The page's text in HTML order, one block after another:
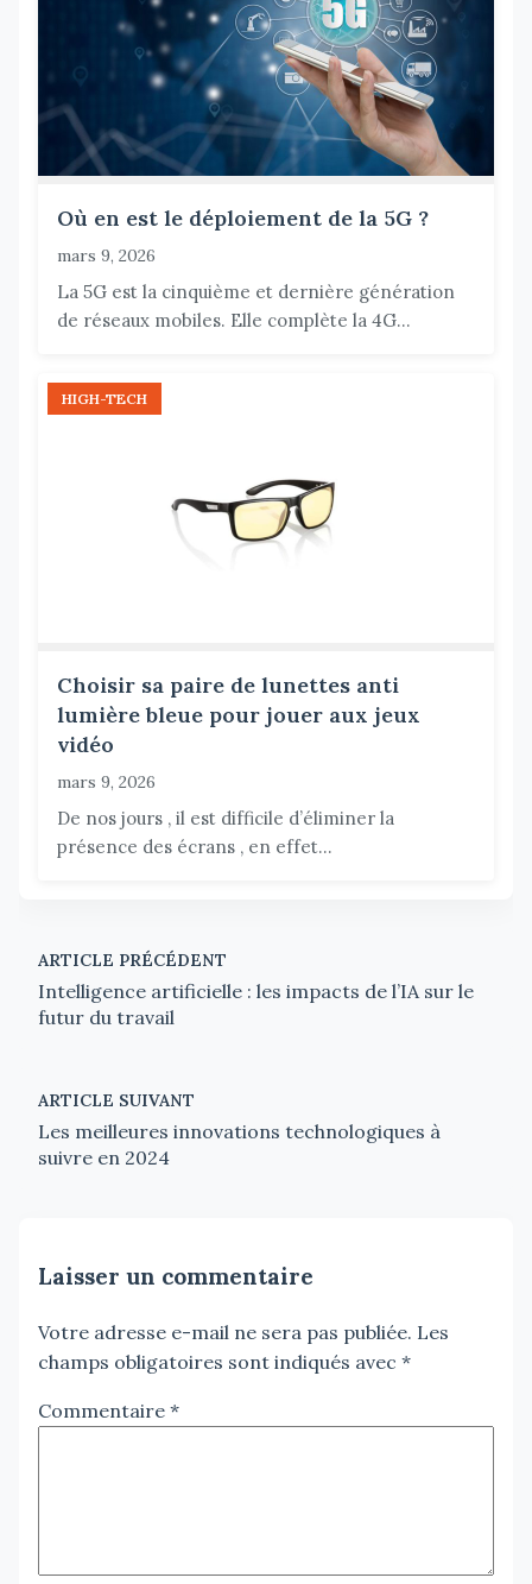
Où en est le déploiement de la 5G ?
mars 9, 2026
La 5G est la cinquième et dernière génération
de réseaux mobiles. Elle complète la 4G...
HIGH-TECH
Choisir sa paire de lunettes anti
lumière bleue pour jouer aux jeux
vidéo
mars 9, 2026
De nos jours , il est difficile d’éliminer la
présence des écrans , en effet...
ARTICLE PRÉCÉDENT
Intelligence artificielle : les impacts de l’IA sur le
futur du travail
ARTICLE SUIVANT
Les meilleures innovations technologiques à
suivre en 2024
Laisser un commentaire
Votre adresse e-mail ne sera pas publiée. Les
champs obligatoires sont indiqués avec *
Commentaire *